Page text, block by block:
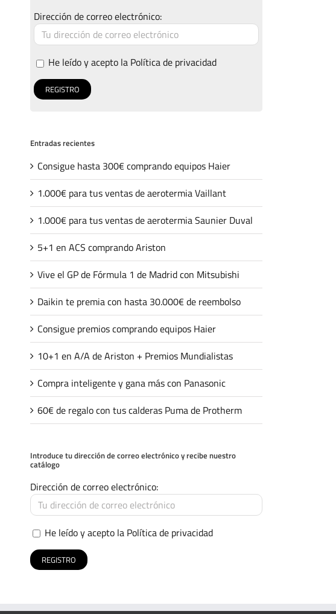
Dirección de correo electrónico:
He leído y acepto la Política de privacidad
Entradas recientes
Consigue hasta 300€ comprando equipos Haier
1.000€ para tus ventas de aerotermia Vaillant
1.000€ para tus ventas de aerotermia Saunier Duval
5+1 en ACS comprando Ariston
Vive el GP de Fórmula 1 de Madrid con Mitsubishi
Daikin te premia con hasta 30.000€ de reembolso
Consigue premios comprando equipos Haier
10+1 en A/A de Ariston + Premios Mundialistas
Compra inteligente y gana más con Panasonic
60€ de regalo con tus calderas Puma de Protherm
Introduce tu dirección de correo electrónico y recibe nuestro
catálogo
Dirección de correo electrónico:
He leído y acepto la Política de privacidad